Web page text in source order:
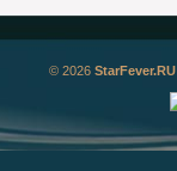
© 2026 StarFever.RU